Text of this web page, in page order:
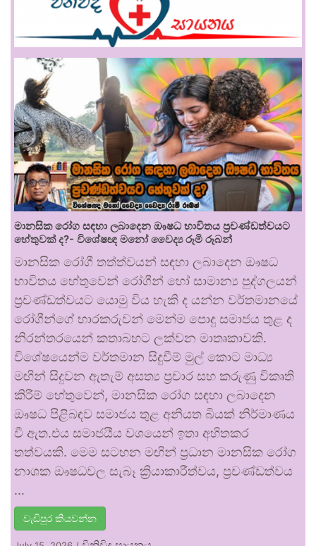
මානසික රෝග සඳහා ලබාදෙන ඖෂධ භාවිතය ප්‍රචණ්ඩත්වයට
හේතුවක් ද?- විශේෂඥ මනෝ වෛද්‍ය රූමි රූබන්
මානසික රෝගී තත්ත්වයන් සඳහා ලබාදෙන ඖෂධ
භාවිතය හේතුවෙන් රෝගීන් හෝ සාමාන්‍ය පුද්ගලයන්
ප්‍රචණ්ඩත්වයට යොමු විය හැකි ද යන්න වර්තමානයේ
රෝගීන්ගේ භාරකරුවන් මෙන්ම පොදු සමාජය තුළ ද
නිරන්තරයෙන් කතාබහට ලක්වන මාතෘකාවකි.
විශේෂයෙන්ම වර්තමාන සිදුවීම් මුල් කොට මාධ්‍ය
මඟින් සිදුවන ඇතැම් අසත්‍ය ප්‍රචාර සහ කරුණු විකෘති
කිරීම් හේතුවෙන්, මානසික රෝග සඳහා ලබාදෙන
ඖෂධ පිළිබඳව සමාජය තුළ අනියත බියක් නිර්මාණය
වී ඇත.එය සමාජයීය වශයෙන් ඉතා අහිතකර
තත්වයකි. මෙම සටහන මඟින් ප්‍රධාන මානසික රෝග
නාශක ඖෂධවල සැබෑ ක්‍රියාකාරීත්වය, ප්‍රචණ්ඩත්වය
…
වැඩිපුර කියවන්න